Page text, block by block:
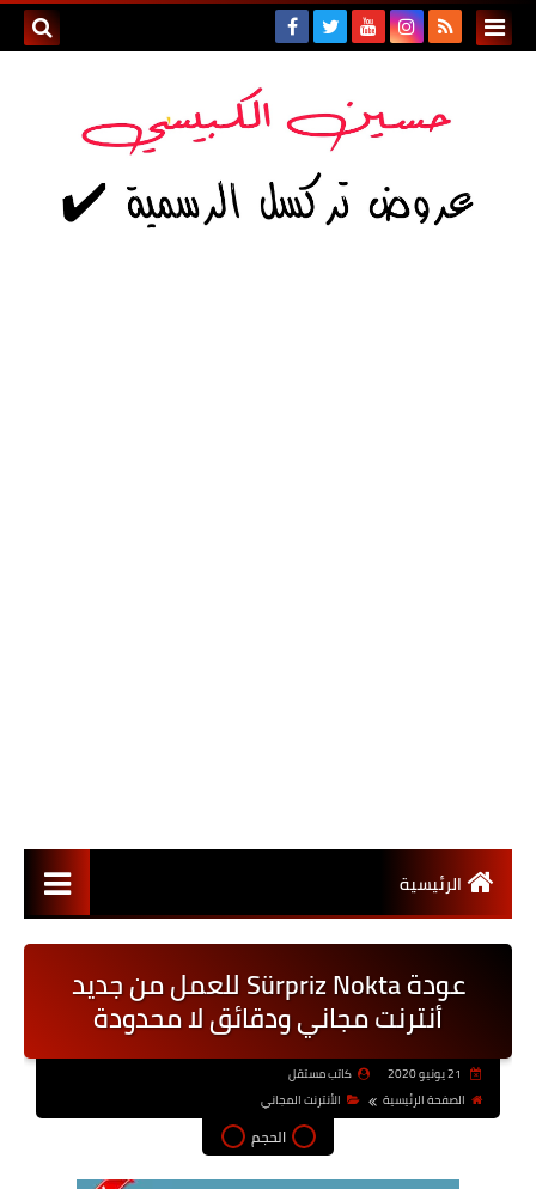
الرئيسية
عودة Sürpriz Nokta للعمل من جديد
أنترنت مجاني ودقائق لا محدودة
كاتب مستقل
الصفحة الرئيسية
الأنترنت المجاني
الحجم